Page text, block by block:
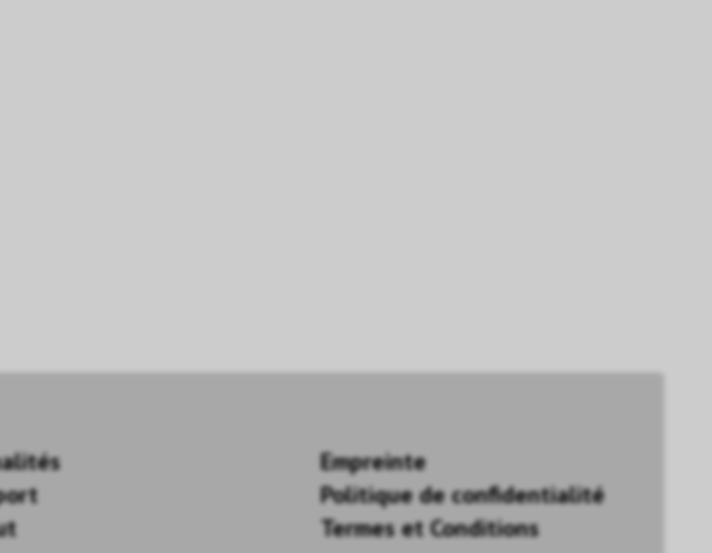
Empreinte
Politique de confidentialité
Termes et Conditions